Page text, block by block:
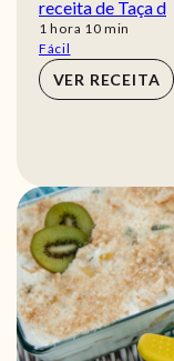
receita de Taça d
1 hora
hora 10min
min
Fácil
VER RECEITA